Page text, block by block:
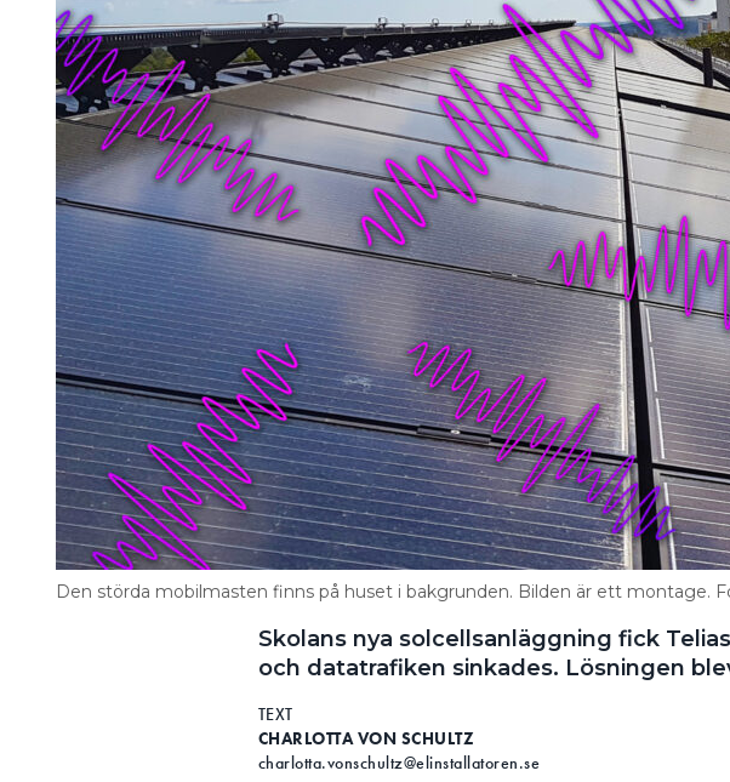
Search for:
SEARCH
Den störda mobilmasten finns på huset i bakgrunden. Bilden är ett montage.
Skolans nya solcellsanläggning fick
och datatrafiken sinkades. Lösningen
TEXT
CHARLOTTA VON SCHULTZ
charlotta.vonschultz@elinstallatoren.se